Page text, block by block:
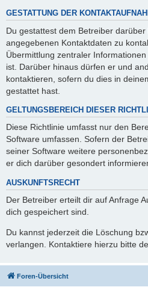
GESTATTUNG DER
Du gestattest dem Betreiber
angegebenen Kontaktdaten zu
Übermittlung zentraler
ist. Darüber hinaus dürfen er und
kontaktieren, sofern du dies in
gestattet hast.
GELTUNGSBEREICH DIESER
Diese Richtlinie umfasst nur den
Software umfassen. Sofern der
seiner Software weitere
er dich darüber gesondert
AUSKUNFTSRECHT
Der Betreiber erteilt dir auf Anfrage
dich gespeichert sind.
Du kannst jederzeit die Löschung
verlangen. Kontaktiere hierzu bitte
Foren-Übersicht